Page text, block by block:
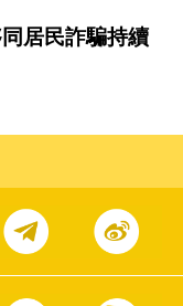
居民詐騙持續